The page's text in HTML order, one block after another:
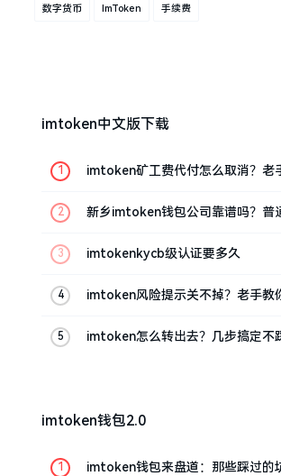
数字货币 ImToken 手续费
imtoken中文版下载
imtoken矿工费代付怎么取消？老
新乡imtoken钱包公司靠谱吗？普
imtokenkycb级认证要多久
imtoken风险提示关不掉？老手教
imtoken怎么转出去？几步搞定不
imtoken钱包2.0
imtoken钱包来盘道：那些踩过的